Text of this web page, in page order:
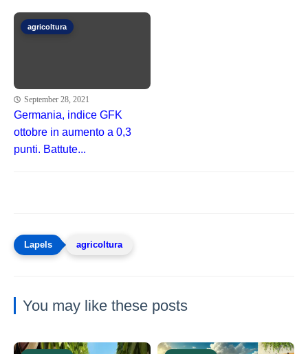
agricoltura
September 28, 2021
Germania, indice GFK
ottobre in aumento a 0,3
punti. Battute...
agricoltura
You may like these posts